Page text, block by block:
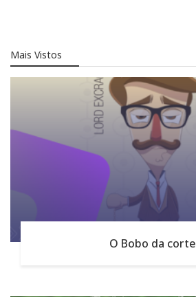
Mais Vistos
O Bobo da corte